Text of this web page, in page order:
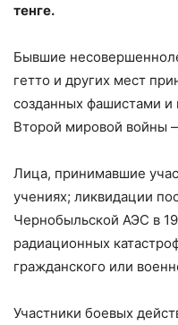
тенге.
Бывшие
гетто и других мест
созданных фашистами
Второй мировой войны
Лица, принимавшие
учениях; ликвидации
Чернобыльской АЭС в
радиационных
гражданского или
Участники боевых